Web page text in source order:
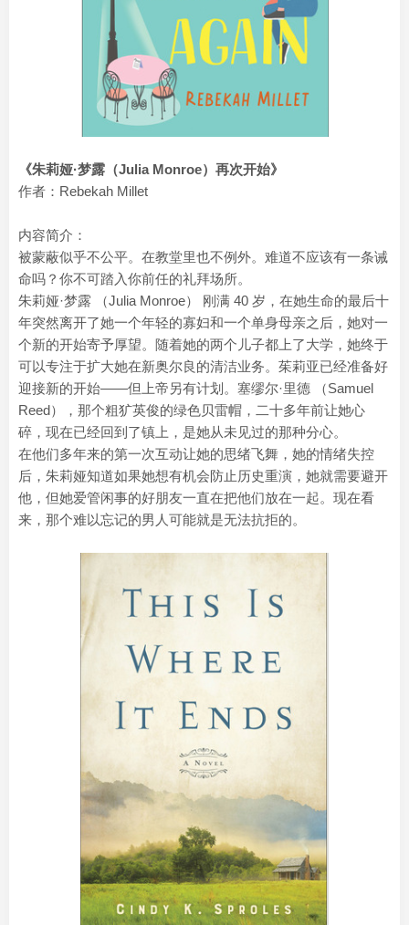
《朱莉娅·梦露 （Julia Monroe）再次开始》
作者：Rebekah Millet
内容简介：
被蒙蔽似乎不公平。在教堂里也不例外。难道不应该有一条诫
命吗？你不可踏入你前任的礼拜场所。
朱莉娅·梦露 （Julia Monroe） 刚满 40 岁，在她生命的最后十
年突然离开了她一个年轻的寡妇和一个单身母亲之后，她对一
个新的开始寄予厚望。随着她的两个儿子都上了大学，她终于
可以专注于扩大她在新奥尔良的清洁业务。茱莉亚已经准备好
迎接新的开始——但上帝另有计划。塞缪尔·里德 （Samuel
Reed），那个粗犷英俊的绿色贝雷帽，二十多年前让她心
碎，现在已经回到了镇上，是她从未见过的那种分心。
在他们多年来的第一次互动让她的思绪飞舞，她的情绪失控
后，朱莉娅知道如果她想有机会防止历史重演，她就需要避开
他，但她爱管闲事的好朋友一直在把他们放在一起。现在看
来，那个难以忘记的男人可能就是无法抗拒的。